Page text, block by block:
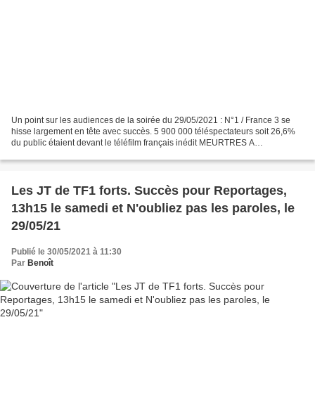
Un point sur les audiences de la soirée du 29/05/2021 : N°1 / France 3 se
hisse largement en tête avec succès. 5 900 000 téléspectateurs soit 26,6%
du public étaient devant le téléfilm français inédit MEURTRES A
Les JT de TF1 forts. Succès pour Reportages,
13h15 le samedi et N'oubliez pas les paroles, le
29/05/21
Publié le 30/05/2021 à 11:30
Par Benoît